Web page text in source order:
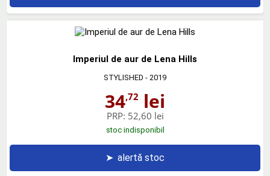
Imperiul de aur de Lena Hills
STYLISHED - 2019
34,72 lei
PRP: 52,60 lei
stoc indisponibil
➤ alertă stoc